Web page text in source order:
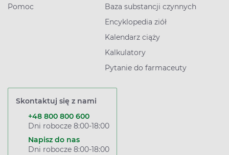
Pomoc
Baza substancji czynnych
Encyklopedia ziół
Kalendarz ciąży
Kalkulatory
Pytanie do farmaceuty
Skontaktuj się z nami
+48 800 800 600
Dni robocze 8:00-18:00
Napisz do nas
Dni robocze 8:00-18:00